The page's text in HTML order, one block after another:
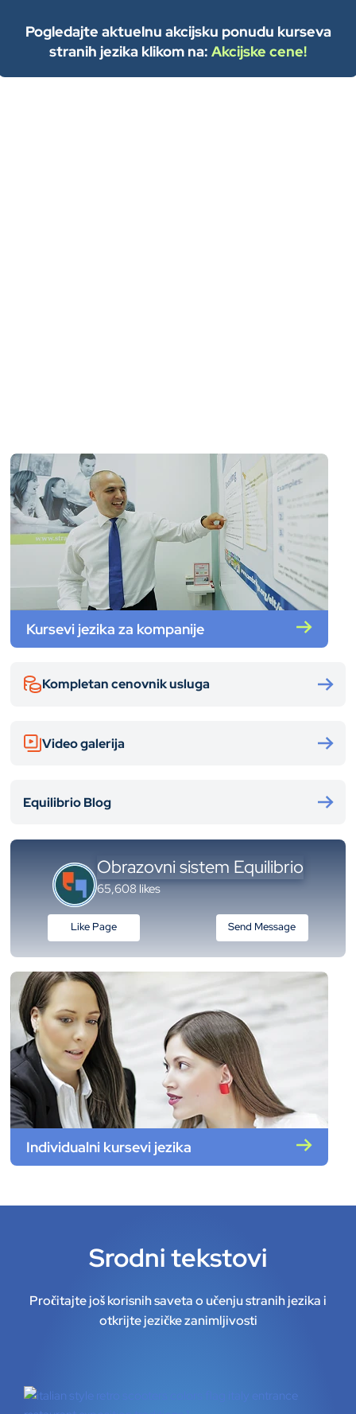
Pogledajte aktuelnu akcijsku ponudu kurseva
stranih jezika klikom na: Akcijske cene!
Kursevi jezika za kompanije
Kompletan cenovnik usluga
Video galerija
Equilibrio Blog
Obrazovni sistem Equilibrio
65,608 likes
Like Page Send Message
Individualni kursevi jezika
Srodni tekstovi
Pročitajte još korisnih saveta o učenju stranih jezika i
otkrijte jezičke zanimljivosti